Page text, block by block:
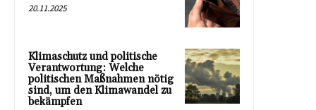
20.11.2025
Klimaschutz und politische
Verantwortung: Welche
politischen Maßnahmen nötig
sind, um den Klimawandel zu
bekämpfen